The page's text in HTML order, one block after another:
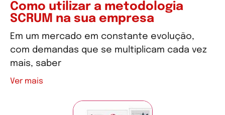
Como utilizar a metodologia
SCRUM na sua empresa
Em um mercado em constante evolução,
com demandas que se multiplicam cada vez
mais, saber
Ver mais